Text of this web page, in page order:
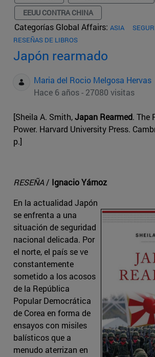
EEUU CONTRA CHINA
Categorías Global Affairs: ASIA
RESEÑAS DE LIBROS
Japón rearmado
Maria del Rocio Melgosa Hervas
Hace 6 años - 27080 visitas
[Sheila A. Smith,Japan Rearmed. The
Power. Harvard University Press.
p.]
RESEÑA/ Ignacio Yárnoz
En la actualidad Japón
se enfrenta a una
situación de seguridad
nacional delicada. Por
el norte, el país se ve
constantemente
sometido a los acosos
de la República
Popular Democrática
de Corea en forma de
ensayos con misiles
balísticos que a
menudo aterrizan en